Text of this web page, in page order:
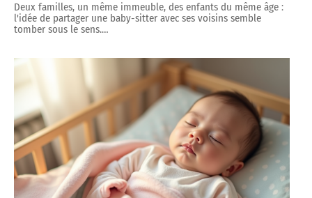
Deux familles, un même immeuble, des enfants du même âge :
l'idée de partager une baby-sitter avec ses voisins semble
tomber sous le sens.…